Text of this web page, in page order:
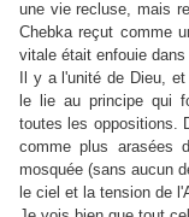
une vie recluse, mais
Chebka reçut comme
vitale était enfouie dans
Il y a l'unité de Dieu,
le lie au principe qui
toutes les oppositions.
comme plus arasées
mosquée (sans aucun
le ciel et la tension de